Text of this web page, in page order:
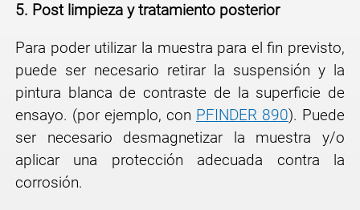
5. Post limpieza y tratamiento posterior
Para poder utilizar la muestra para el fin previsto,
puede ser necesario retirar la suspensión y la
pintura blanca de contraste de la superficie de
ensayo. (por ejemplo, con PFINDER 890). Puede
ser necesario desmagnetizar la muestra y/o
aplicar una protección adecuada contra la
corrosión.